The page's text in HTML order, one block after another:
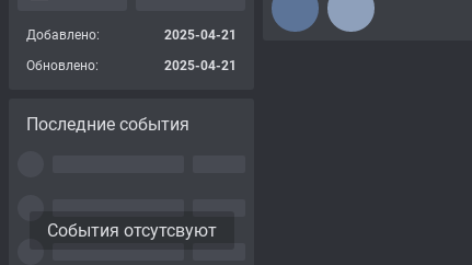
Добавлено:
2025-04-21
Обновлено:
2025-04-21
Последние события
События отсутсвуют